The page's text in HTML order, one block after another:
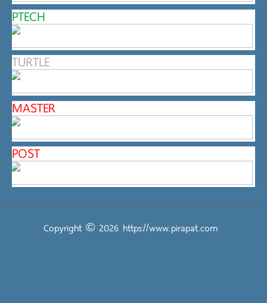
PTECH
TURTLE
MASTER
POST
Copyright © 2026 https://www.pirapat.com